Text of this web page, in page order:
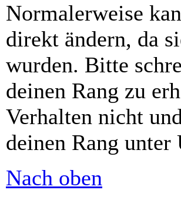
Normalerweise
direkt ändern, da
wurden. Bitte
deinen Rang zu
Verhalten nicht
deinen Rang
Nach oben